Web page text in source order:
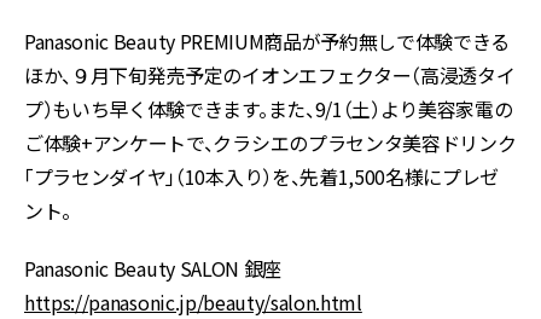
Panasonic Beauty PREMIUM商品が予約無しで体験できる
ほか、９月下旬発売予定のイオンエフェクター（高浸透タイ
プ）もいち早く体験できます。また、9/1（土）より美容家電の
ご体験+アンケートで、クラシエのプラセンタ美容ドリンク
「プラセンダイヤ」（10本入り）を、先着1,500名様にプレゼ
ント。
Panasonic Beauty SALON 銀座
https://panasonic.jp/beauty/salon.html